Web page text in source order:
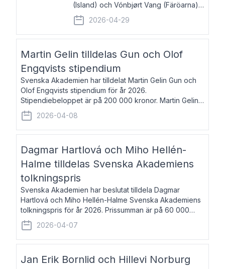
(Island) och Vónbjørt Vang (Färöarna)
läser ur sina verk och samtalar med
John Swedenmark. De läser upp på
färöiska, isländska och svenska och
2026-04-29
Martin Gelin tilldelas Gun och Olof
Engqvists stipendium
Svenska Akademien har tilldelat Martin Gelin Gun och
Olof Engqvists stipendium för år 2026.
Stipendiebeloppet är på 200 000 kronor. Martin Gelin,
född 1978, är journalist och författare. Han lever
numera i Paris men var under många år bosat
2026-04-08
Dagmar Hartlová och Miho Hellén-
Halme tilldelas Svenska Akademiens
tolkningspris
Svenska Akademien har beslutat tilldela Dagmar
Hartlová och Miho Hellén-Halme Svenska Akademiens
tolkningspris för år 2026. Prissumman är på 60 000
kronor var. Dagmar Hartlová, född 1951, översätter
huvudsakligen från svenska till tjeckiska
2026-04-07
Jan Erik Bornlid och Hillevi Norburg